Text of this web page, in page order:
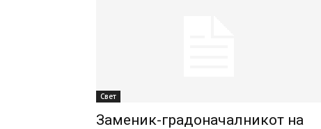
Свет
Заменик-градоначалникот на